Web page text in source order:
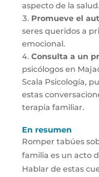
aspecto de la salud.
Promueve el
seres queridos a
emocional.
Consulta a un
psicólogos en
Scala Psicología,
estas
terapia familiar.
En resumen
Romper tabúes
familia es un acto
Hablar de estas